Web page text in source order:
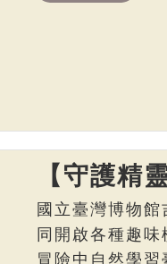
【守護精
國立臺灣博物
同開啟各種趣
冒險中自然學